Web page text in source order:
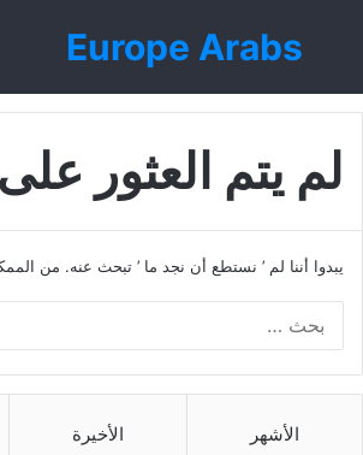
Europe Arabs
بحث
لم يتم العثور على
يبدوا أننا لم ’ نستطع أن نجد ما ’ تبحث عنه. من
الأشهر الأخيرة